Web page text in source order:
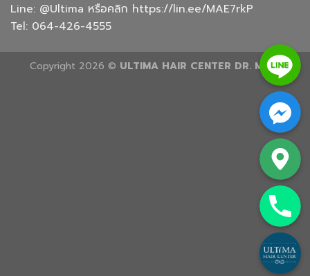
Line: @Ultima หรือคลิก https://lin.ee/MAE7rkP
Tel: 064-426-4555
Copyright 2026 © ULTIMA HAIR CENTER DR. MING
Line
Facebook
Google Map
Phone
Custom Link